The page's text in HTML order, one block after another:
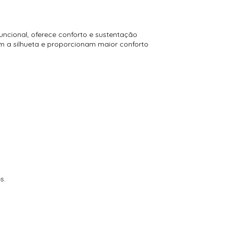
oferece conforto e sustentação
a silhueta e proporcionam maior conforto